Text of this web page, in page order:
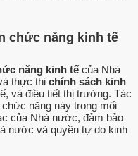
chức năng kinh tế
năng kinh tế của Nhà
thực thi chính sách kinh
và điều tiết thị trường. Tác
năng này trong mối
của Nhà nước, đảm bảo
nước và quyền tự do kinh